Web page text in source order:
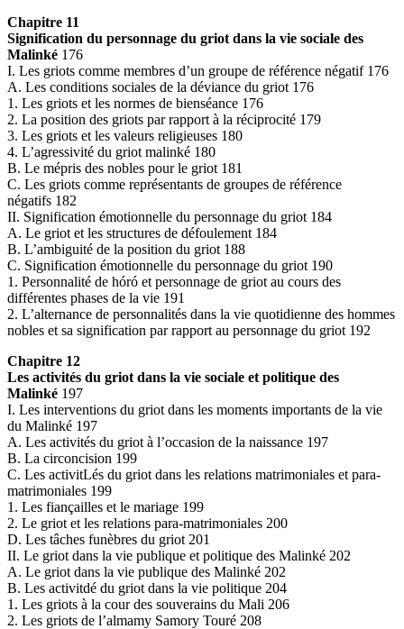
Chapitre 11
Signification du personnage du griot dans la vie sociale des
Malinké 176
I. Les griots comme membres d’un groupe de référence négatif 176
A. Les conditions sociales de la déviance du griot 176
1. Les griots et les normes de bienséance 176
2. La position des griots par rapport à la réciprocité 179
3. Les griots et les valeurs religieuses 180
4. L’agressivité du griot malinké 180
B. Le mépris des nobles pour le griot 181
C. Les griots comme représentants de groupes de référence
négatifs 182
II. Signification émotionnelle du personnage du griot 184
A. Le griot et les structures de défoulement 184
B. L’ambiguité de la position du griot 188
C. Signification émotionnelle du personnage du griot 190
1. Personnalité de hóró et personnage de griot au cours des
différentes phases de la vie 191
2. L’alternance de personnalités dans la vie quotidienne des hommes
nobles et sa signification par rapport au personnage du griot 192
Chapitre 12
Les activités du griot dans la vie sociale et politique des
Malinké 197
I. Les interventions du griot dans les moments importants de la vie
du Malinké 197
A. Les activités du griot à l’occasion de la naissance 197
B. La circoncision 199
C. Les activitLés du griot dans les relations matrimoniales et para-
matrimoniales 199
1. Les fiançailles et le mariage 199
2. Le griot et les relations para-matrimoniales 200
D. Les tâches funèbres du griot 201
II. Le griot dans la vie publique et politique des Malinké 202
A. Le griot dans la vie publique des Malinké 202
B. Les activitdé du griot dans la vie politique 204
1. Les griots à la cour des souverains du Mali 206
2. Les griots de l’almamy Samory Touré 208